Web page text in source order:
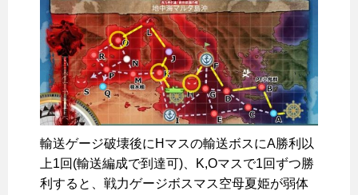
輸送ゲージ破壊後にHマスの輸送ボスにA勝利以
上1回(輸送編成で到達可)、K,Oマスで1回ずつ勝
利すると、戦力ゲージボスマス空母夏姫が弱体